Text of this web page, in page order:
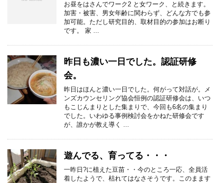
お昼をはさんでワーク2 と女ワーク、と続きます。
加害・被害、男女年齢に関わらず、どんな方でも参
加可能。ただし研究目的、取材目的の参加はお断り
です。 家 ...
昨日も濃い一日でした。認証研修
会。
昨日はほんと濃い一日でした。何がって対話が。メ
ンズカウンセリング協会恒例の認証研修会は、いつ
もこじんまりとした集まりで、今回も6名の集まり
でした。いわゆる事例検討会をかねた研修会です
が、誰かが教え導く ...
遊んでる、育ってる・・・
一昨日?に植えた豆苗・・今のところ一応、全員活
着したようで、枯れてはなさそうです。このまます